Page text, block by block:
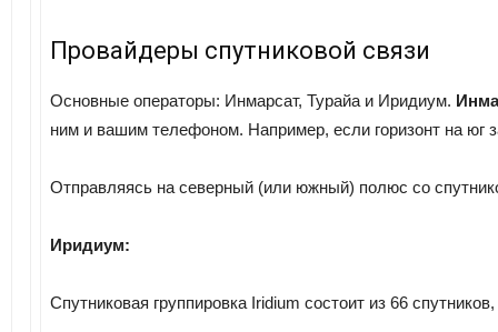
Провайдеры спутниковой связи
Основные операторы: Инмарсат, Турайа и Иридиум.
ним и вашим телефоном. Например, если горизонт на юг
Отправляясь на северный (или южный) полюс со
Иридиум:
Спутниковая группировка Iridium состоит из 66